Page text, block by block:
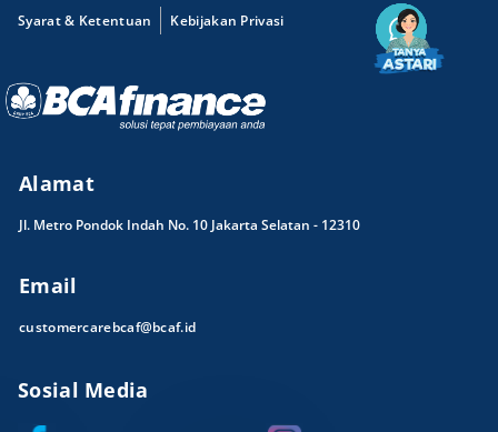
Syarat & Ketentuan
Kebijakan Privasi
Alamat
Jl. Metro Pondok Indah No. 10 Jakarta Selatan - 12310
Email
customercarebcaf@bcaf.id
Sosial Media